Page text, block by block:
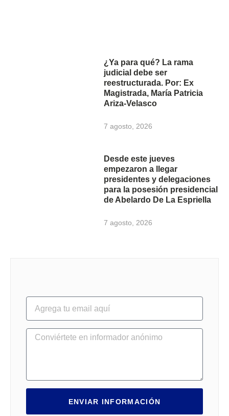
¿Ya para qué? La rama
judicial debe ser
reestructurada. Por: Ex
Magistrada, María Patricia
Ariza-Velasco
7 agosto, 2026
Desde este jueves
empezaron a llegar
presidentes y delegaciones
para la posesión presidencial
de Abelardo De La Espriella
7 agosto, 2026
ENVIAR INFORMACIÓN